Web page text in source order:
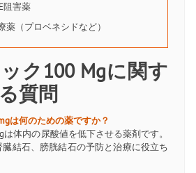
阻害薬
薬（プロベネシドなど）
ク100 Mgに関す
質問
は何のための薬ですか？
体内の尿酸値を低下させる薬剤です。
結石、膀胱結石の予防と治療に役立ち